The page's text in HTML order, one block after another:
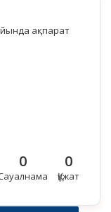
ақпарат
0 0
Құжат